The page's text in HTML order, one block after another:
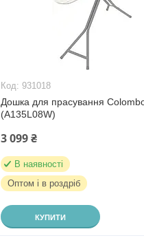
931018
Дошка для прасування
(A135L08W)
3 099 ₴
В наявності
Оптом і в роздріб
КУПИТИ